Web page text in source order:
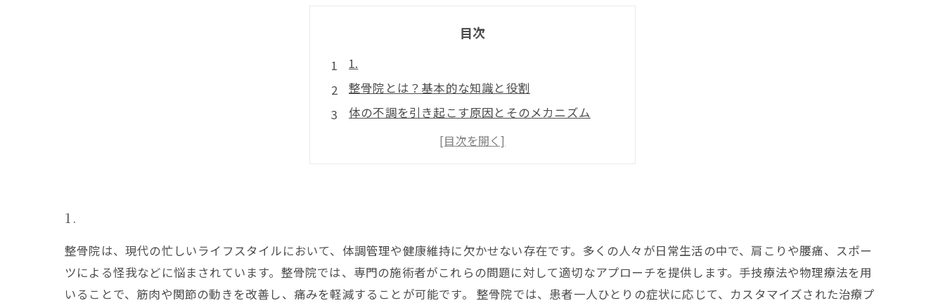
目次
1.
整骨院とは？基本的な知識と役割
体の不調を引き起こす原因とそのメカニズム
整骨院での施術メニューとその効果
1.
整骨院は、現代の忙しいライフスタイルにおいて、体調管理や健康維持に欠かせない存在です。多くの人々が日常生活の中で、肩こりや腰痛、スポー
ツによる怪我などに悩まされています。整骨院では、専門の施術者がこれらの問題に対して適切なアプローチを提供します。手技療法や物理療法を用
いることで、筋肉や関節の動きを改善し、痛みを軽減することが可能です。 整骨院では、患者一人ひとりの症状に応じて、カスタマイズされた治療プ